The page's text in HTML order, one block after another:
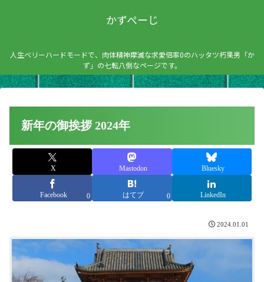
かずぺーじ
人生ベリーハードモードで、肉体精神摩滅な求愛倍率0のハッタツ朽果男「か
ず」の七転八倒なページです。
新年の御挨拶 2024年
X Mastodon Bluesky
Facebook 0 はてブ 0 LinkedIn
2024.01.01